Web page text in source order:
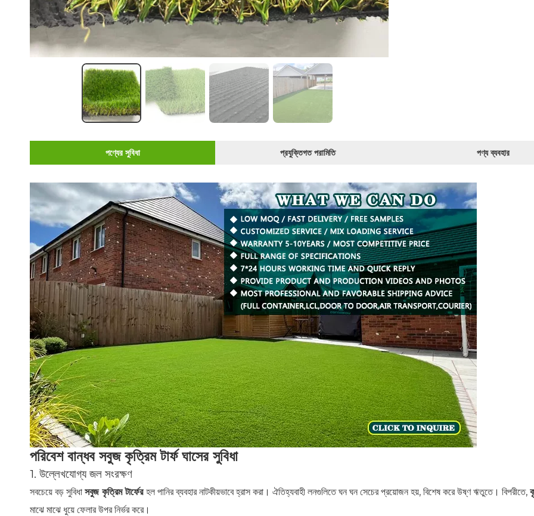
পণ্যের সুবিধা প্রযুক্তিগত পরামিতি পণ্য ব্যবহার
পরিবেশ বান্ধব সবুজ কৃত্রিম টার্ফ ঘাসের সুবিধা
1. উল্লেখযোগ্য জল সংরক্ষণ
সবচেয়ে বড় সুবিধা সবুজ কৃত্রিম টার্ফের হল পানির ব্যবহার নাটকীয়ভাবে হ্রাস করা। ঐতিহ্যবাহী লনগুলিতে ঘন ঘন সেচের প্রয়োজন হয়, বিশেষ করে উষ্ণ ঋতুতে। বিপরীতে,
মাঝে মাঝে ধুয়ে ফেলার উপর নির্ভর করে।